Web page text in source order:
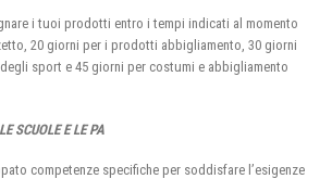
i tuoi prodotti entro i tempi indicati al momento
20 giorni per i prodotti abbigliamento, 30 giorni
sport e 45 giorni per costumi e abbigliamento
SCUOLE E LE PA
competenze specifiche per soddisfare l’esigenze